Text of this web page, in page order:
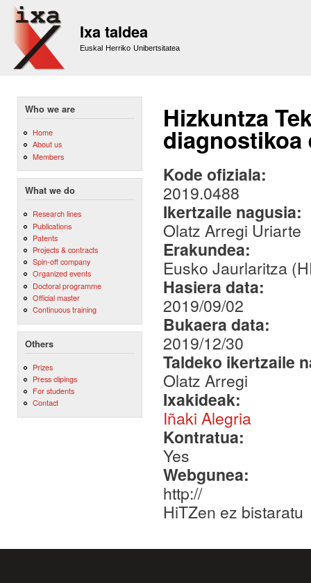
Ixa taldea
Euskal Herriko Unibertsitatea
Who we are
Home
About us
Members
What we do
Research lines
Publications
Patents
Projects & contracts
Spin-off company
Organized events
Doctoral programme
Official master
Continuous training
Others
Prizes
Press clipings
For students
Contact
Hizkuntza
diagnostikoa
Kode ofiziala:
2019.0488
Ikertzaile nagusia:
Olatz Arregi Uriarte
Erakundea:
Eusko Jaurlaritza
Hasiera data:
2019/09/02
Bukaera data:
2019/12/30
Taldeko ikertzaile
Olatz Arregi
Ixakideak:
Iñaki Alegria
Kontratua:
Yes
Webgunea:
http://
HiTZen ez bistaratu